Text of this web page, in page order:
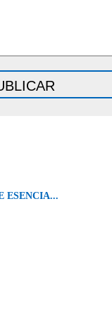
ESENCIA...